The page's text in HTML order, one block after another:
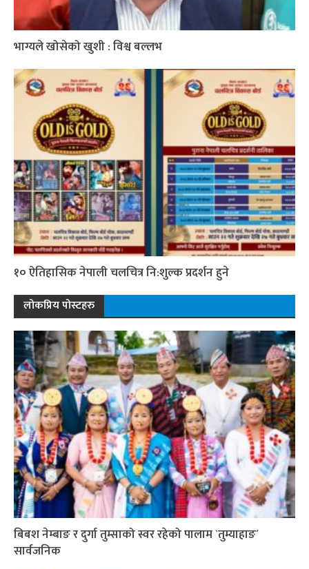
भाग्यले खोसेको खुशी : विश्व बल्लभ
१० ऐतिहासिक नेपाली चलचित्र नि:शुल्क प्रदर्शन हुने
लोकप्रिय पोस्टहरु
बिबश नेम्बाङ र दुर्गा तुम्साको स्वर रहेको पालाम `तुम्याहाङ´
सार्वजनिक